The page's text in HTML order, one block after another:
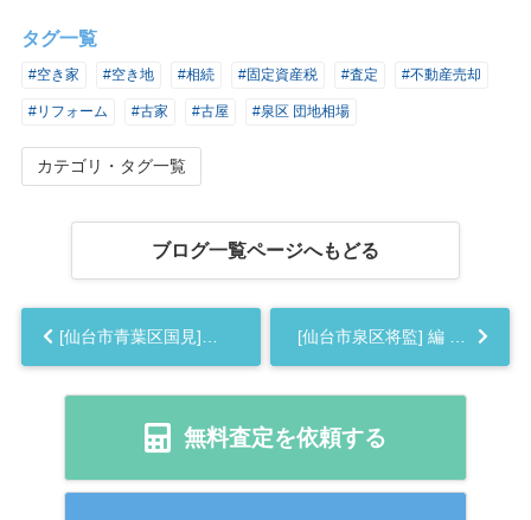
タグ一覧
#空き家 #空き地 #相続 #固定資産税 #査定 #不動産売却
#リフォーム #古家 #古屋 #泉区 団地相場
カテゴリ・タグ一覧
ブログ一覧ページへもどる
無料査定を依頼する